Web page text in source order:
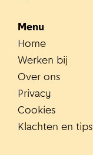
Menu
Home
Werken bij
Over ons
Privacy
Cookies
Klachten en tips